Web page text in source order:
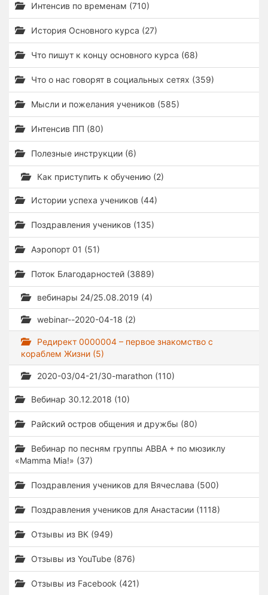
Интенсив по временам (710)
История Основного курса (27)
Что пишут к концу основного курса (68)
Что о нас говорят в социальных сетях (359)
Мысли и пожелания учеников (585)
Интенсив ПП (80)
Полезные инструкции (6)
Как приступить к обучению (2)
Истории успеха учеников (44)
Поздравления учеников (135)
Аэропорт 01 (51)
Поток Благодарностей (3889)
вебинары 24/25.08.2019 (4)
webinar--2020-04-18 (2)
Редирект 0000004 – первое знакомство с
кораблем Жизни (5)
2020-03/04-21/30-marathon (110)
Вебинар 30.12.2018 (10)
Райский остров общения и дружбы (80)
Вебинар по песням группы ABBA + по мюзиклу
«Mamma Mia!» (37)
Поздравления учеников для Вячеслава (500)
Поздравления учеников для Анастасии (1118)
Отзывы из ВК (949)
Отзывы из YouTube (876)
Отзывы из Facebook (421)